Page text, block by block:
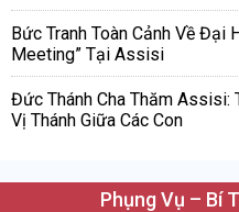
Bức Tranh Toàn Cảnh Về Đại
Meeting” Tại Assisi
Đức Thánh Cha Thăm Assisi:
Vị Thánh Giữa Các Con
Phụng Vụ – Bí